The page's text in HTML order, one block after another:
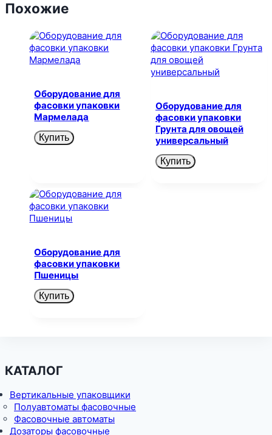
Похожие
Оборудование для
фасовки упаковки
Мармелада
Купить
Оборудование для
фасовки упаковки
Грунта для овощей
универсальный
Купить
Оборудование для
фасовки упаковки
Пшеницы
Купить
КАТАЛОГ
Вертикальные упаковщики
Полуавтоматы фасовочные
Фасовочные автоматы
Дозаторы фасовочные